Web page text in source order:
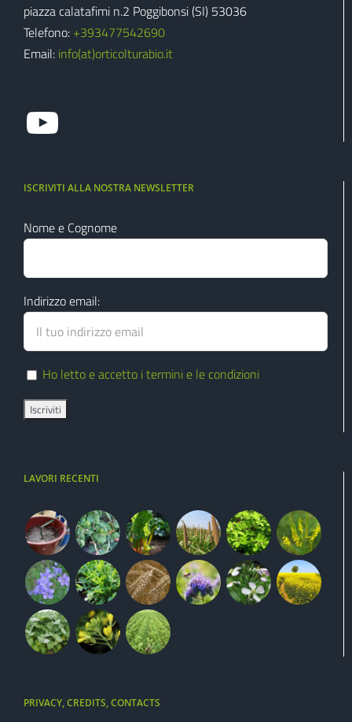
piazza calatafimi n.2 Poggibonsi (SI) 53036
Telefono: +39‭3477542690‬
Email: info(at)orticolturabio.it
ISCRIVITI ALLA NOSTRA NEWSLETTER
Nome e Cognome
Indirizzo email:
Ho letto e accetto i termini e le condizioni
LAVORI RECENTI
PRIVACY, CREDITS, CONTACTS